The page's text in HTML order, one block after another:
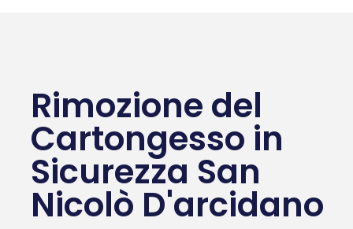
Rimozione del
Cartongesso in
Sicurezza San
Nicolò D'arcidano